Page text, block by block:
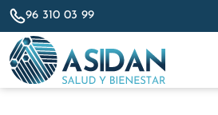
96 310 03 99